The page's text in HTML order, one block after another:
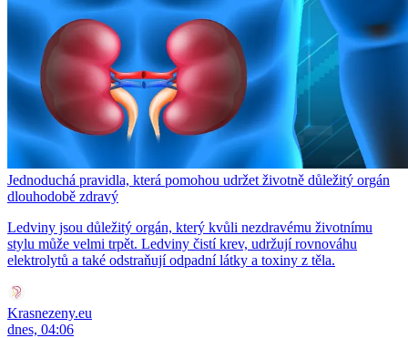
Jednoduchá pravidla, která pomohou udržet životně důležitý orgán
dlouhodobě zdravý
Ledviny jsou důležitý orgán, který kvůli nezdravému životnímu
stylu může velmi trpět. Ledviny čistí krev, udržují rovnováhu
elektrolytů a také odstraňují odpadní látky a toxiny z těla.
Krasnezeny.eu
dnes, 04:06